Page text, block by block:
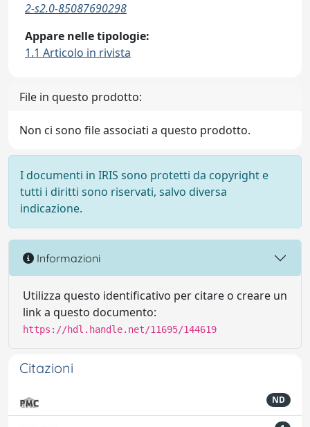
2-s2.0-85087690298
Appare nelle tipologie:
1.1 Articolo in rivista
File in questo prodotto:
Non ci sono file associati a questo prodotto.
I documenti in IRIS sono protetti da copyright e
tutti i diritti sono riservati, salvo diversa
indicazione.
Informazioni
Utilizza questo identificativo per citare o creare un
link a questo documento:
https://hdl.handle.net/11695/144619
Citazioni
ND